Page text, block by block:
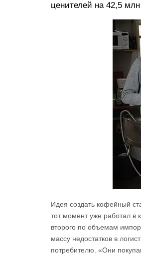
ценителей на 42,5
​Идея создать кофейный
тот момент уже работал в
второго по объемам
массу недостатков в
потребителю. «Они